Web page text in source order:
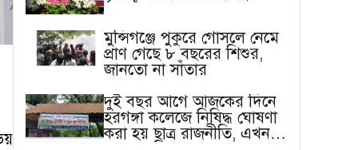
মুন্সিগঞ্জে পুকুরে গোসলে নেমে
প্রাণ গেছে ৮ বছরের শিশুর,
জানতো না সাঁতার
দুই বছর আগে আজকের দিনে
হরগঙ্গা কলেজে নিষিদ্ধ ঘোষণা
করা হয় ছাত্র রাজনীতি, এখন